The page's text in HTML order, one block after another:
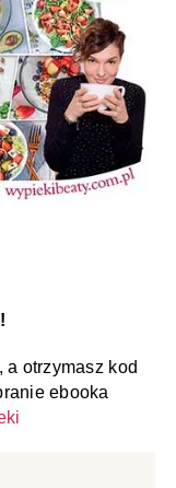
otrzymasz kod
ebooka